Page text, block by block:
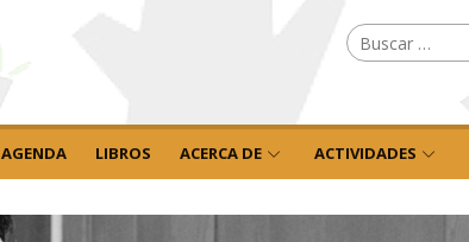
Buscar
por:
AGENDA LIBROS ACERCA DE ACTIVIDADES